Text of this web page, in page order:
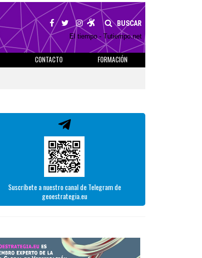
BUSCAR
El tiempo - Tutiempo.net
CONTACTO
FORMACIÓN
Suscríbete a nuestro canal de Telegram de
geoestrategia.eu